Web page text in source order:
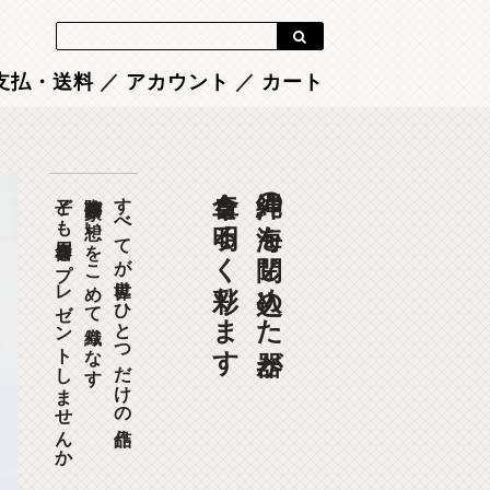
払・送料 ／ アカウント ／ カート
沖縄の海を閉じ込めた器が
食卓を明るく彩ります
すべてが世界にひとつだけの作品
陶芸作家が想いをこめて織りなす
子ども用食器をプレゼントしませんか